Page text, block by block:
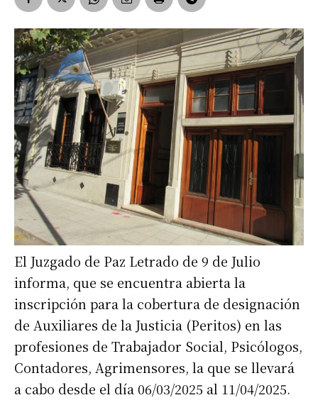
El Juzgado de Paz Letrado de 9 de Julio
informa, que se encuentra abierta la
inscripción para la cobertura de designación
de Auxiliares de la Justicia (Peritos) en las
profesiones de Trabajador Social, Psicólogos,
Contadores, Agrimensores, la que se llevará
a cabo desde el día 06/03/2025 al 11/04/2025.